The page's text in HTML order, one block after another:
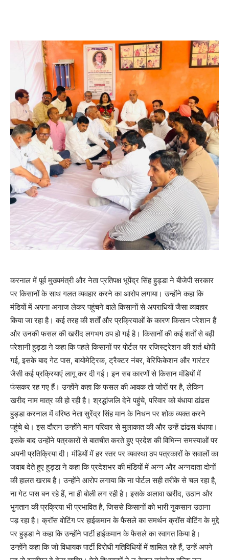
करनाल में पूर्व मुख्यमंत्री और नेता प्रतिपक्ष भूपेंद्र सिंह हुड्डा ने बीजेपी सरकार
पर किसानों के साथ गलत व्यवहार करने का आरोप लगाया। उन्होंने कहा कि
मंडियों में अपना अनाज लेकर पहुंचने वाले किसानों से अपराधियों जैसा व्यवहार
किया जा रहा है। कई तरह की शर्तों और प्रक्रियाओं के कारण किसान परेशान हैं
और उनकी फसल की खरीद लगभग ठप हो गई है। किसानों की कई शर्तों से बढ़ी
परेशानी हुड्डा ने कहा कि पहले किसानों पर पोर्टल पर रजिस्ट्रेशन की शर्त थोपी
गई, इसके बाद गेट पास, बायोमेट्रिक, ट्रैक्टर नंबर, वेरिफिकेशन और गारंटर
जैसी कई प्रक्रियाएं लागू कर दी गईं। इन सब कारणों से किसान मंडियों में
फंसकर रह गए हैं। उन्होंने कहा कि फसल की आवक तो जोरों पर है, लेकिन
खरीद नाम मात्र की हो रही है। श्रद्धांजलि देने पहुंचे, परिवार को बंधाया ढांढस
हुड्डा करनाल में वरिष्ठ नेता सुरेंद्र सिंह मान के निधन पर शोक व्यक्त करने
पहुंचे थे। इस दौरान उन्होंने मान परिवार से मुलाकात की और उन्हें ढांढस बंधाया।
इसके बाद उन्होंने पत्रकारों से बातचीत करते हुए प्रदेश की विभिन्न समस्याओं पर
अपनी प्रतिक्रिया दी। मंडियों में हर स्तर पर व्यवस्था ठप पत्रकारों के सवालों का
जवाब देते हुए हुड्डा ने कहा कि प्रदेशभर की मंडियों में अन्न और अन्नदाता दोनों
की हालत खराब है। उन्होंने आरोप लगाया कि ना पोर्टल सही तरीके से चल रहा है,
ना गेट पास बन रहे हैं, ना ही बोली लग रही है। इसके अलावा खरीद, उठान और
भुगतान की प्रक्रिया भी प्रभावित है, जिससे किसानों को भारी नुकसान उठाना
पड़ रहा है। क्रॉस वोटिंग पर हाईकमान के फैसले का समर्थन क्रॉस वोटिंग के मुद्दे
पर हुड्डा ने कहा कि उन्होंने पार्टी हाईकमान के फैसले का स्वागत किया है।
उन्होंने कहा कि जो विधायक पार्टी विरोधी गतिविधियों में शामिल रहे हैं, उन्हें अपने